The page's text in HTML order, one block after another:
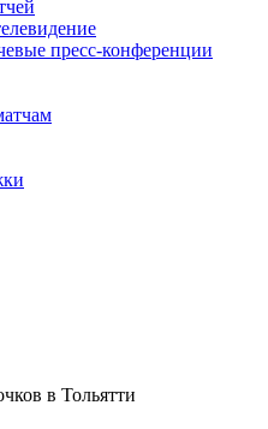
пресс-конференции
в Тольятти